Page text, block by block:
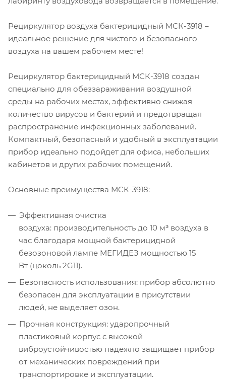
Рециркулятор воздуха бактерицидный МСК-3918 –
идеальное решение для чистого и безопасного
воздуха на вашем рабочем месте!
Рециркулятор бактерицидный МСК-3918 создан
специально для обеззараживания воздушной
среды на рабочих местах, эффективно снижая
количество вирусов и бактерий и предотвращая
распространение инфекционных заболеваний.
Компактный, безопасный и удобный в эксплуатации
прибор идеально подойдет для офиса, небольших
кабинетов и других рабочих помещений.
Основные преимущества МСК-3918:
Эффективная очистка
воздуха: производительность до 10 м³ воздуха в
час благодаря мощной бактерицидной
безозоновой лампе МЕГИДЕЗ мощностью 15
Вт (цоколь 2G11).
Безопасность использования: прибор абсолютно
безопасен для эксплуатации в присутствии
людей, не выделяет озон.
Прочная конструкция: ударопрочный
пластиковый корпус с высокой
виброустойчивостью надежно защищает прибор
от механических повреждений при
транспортировке и эксплуатации.